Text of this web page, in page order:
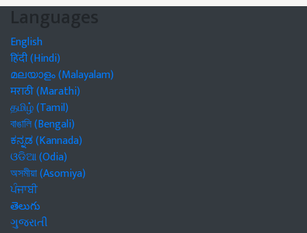
Languages
English
हिंदी (Hindi)
മലയാളം (Malayalam)
मराठी (Marathi)
தமிழ் (Tamil)
বাঙালি (Bengali)
ಕನ್ನಡ (Kannada)
ଓଡିଆ (Odia)
অসমীয়া (Asomiya)
ਪੰਜਾਬੀ
తెలుగు
ગુજરાતી